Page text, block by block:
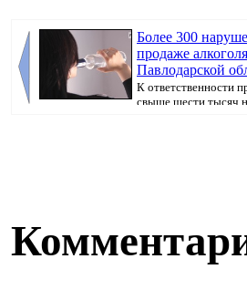
Более 300
продаже
Павлодарской
К ответственности
свыше шести тысяч